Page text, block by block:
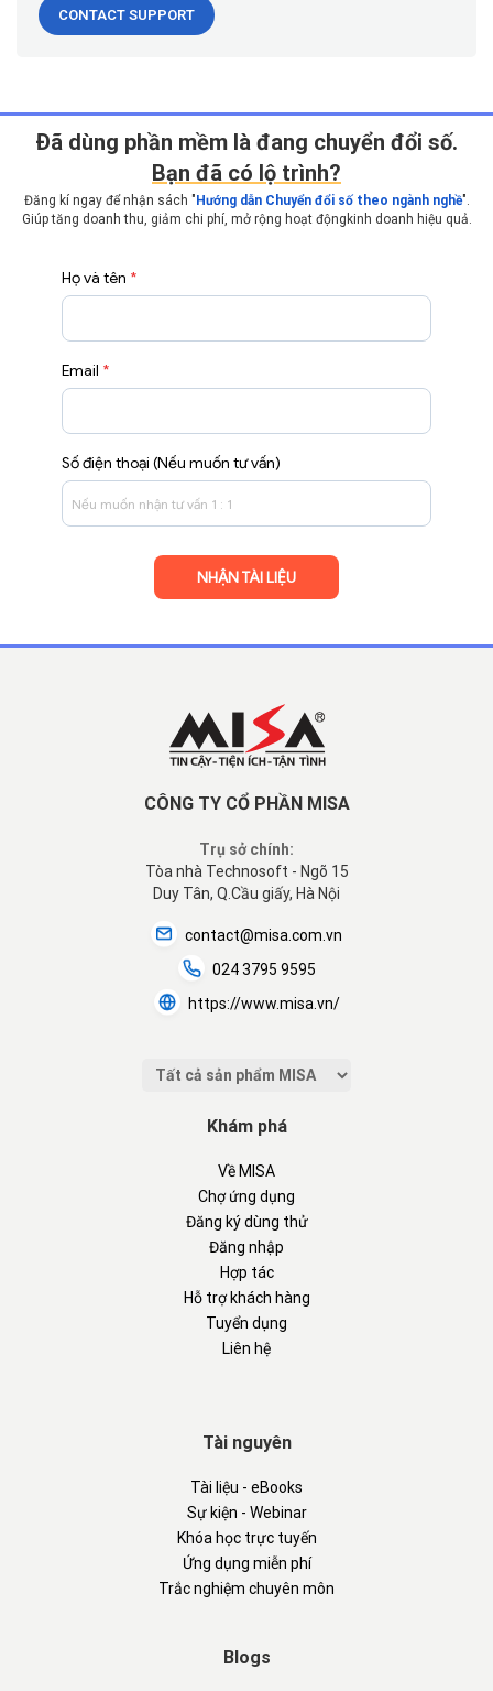
CONTACT SUPPORT
Ðã dùng phần mềm là đang chuyển đổi số.
Bạn đã có lộ trình?
Đăng kí ngay để nhận sách " Hướng dẫn Chuyển đổi số theo ngành nghề".
Giúp tăng doanh thu, giảm chi phí, mở rộng hoạt động kinh doanh hiệu quả.
Họ và tên *
Email *
Số điện thoại (Nếu muốn tư vấn)
CÔNG TY CỔ PHẦN MISA
Trụ sở chính:
Tòa nhà Technosoft - Ngõ 15
Duy Tân, Q.Cầu giấy, Hà Nội
contact@misa.com.vn
024 3795 9595
https://www.misa.vn/
Khám phá
Về MISA
Chợ ứng dụng
Đăng ký dùng thử
Đăng nhập
Hợp tác
Hỗ trợ khách hàng
Tuyển dụng
Liên hệ
Tài nguyên
Tài liệu - eBooks
Sự kiện - Webinar
Khóa học trực tuyến
Ứng dụng miễn phí
Trắc nghiệm chuyên môn
Blogs